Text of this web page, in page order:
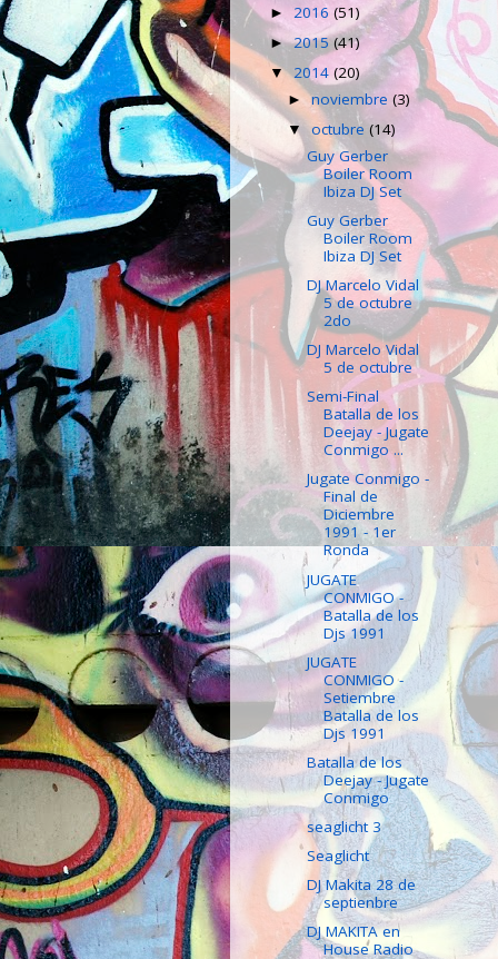
► 2016 (51)
►2015(41)
▼2014 (20)
►noviembre(3)
▼octubre(14)
Guy Gerber
Boiler Room
Ibiza DJ Set
Guy Gerber
Boiler Room
Ibiza DJ Set
DJ Marcelo Vidal
5 de octubre
2do
DJ Marcelo Vidal
5 de octubre
Semi-Final
Batalla de los
Deejay - Jugate
Conmigo ...
Jugate Conmigo -
Final de
Diciembre
1991 - 1er
Ronda
JUGATE
CONMIGO -
Batalla de los
Djs 1991
JUGATE
CONMIGO -
Setiembre
Batalla de los
Djs 1991
Batalla de los
Deejay - Jugate
Conmigo
seaglicht 3
Seaglicht
DJ Makita 28 de
septienbre
DJ MAKITA en
House Radio